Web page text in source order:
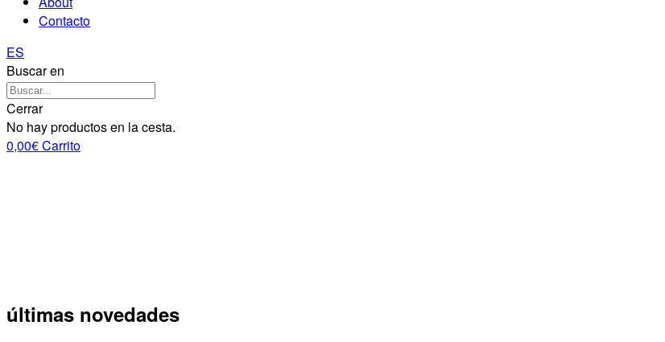
Contacto
ES
Buscar en
Cerrar
No hay productos en la cesta.
0,00€Carrito
últimas novedades